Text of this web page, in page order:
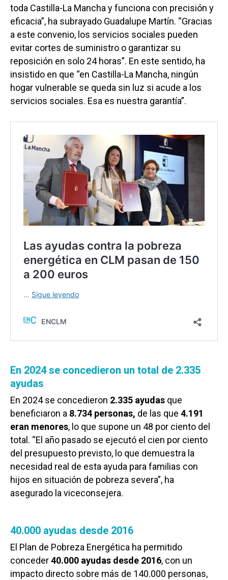
toda Castilla-La Mancha y funciona con precisión y
eficacia”, ha subrayado Guadalupe Martín. “Gracias
a este convenio, los servicios sociales pueden
evitar cortes de suministro o garantizar su
reposición en solo 24 horas”. En este sentido, ha
insistido en que “en Castilla-La Mancha, ningún
hogar vulnerable se queda sin luz si acude a los
servicios sociales. Esa es nuestra garantía”.
En 2024 se concedieron un total de 2.335
ayudas
En 2024 se concedieron 2.335 ayudas que
beneficiaron a 8.734 personas, de las que 4.191
eran menores, lo que supone un 48 por ciento del
total. “El año pasado se ejecutó el cien por ciento
del presupuesto previsto, lo que demuestra la
necesidad real de esta ayuda para familias con
hijos en situación de pobreza severa”, ha
asegurado la viceconsejera.
40.000 ayudas desde 2016
El Plan de Pobreza Energética ha permitido
conceder40.000 ayudas desde 2016, con un
impacto directo sobre más de 140.000 personas,